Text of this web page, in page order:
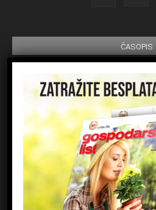
ČASOPIS
Kontakt
Impressum
Marketing
Priznanja
Zaštita osobnih podataka